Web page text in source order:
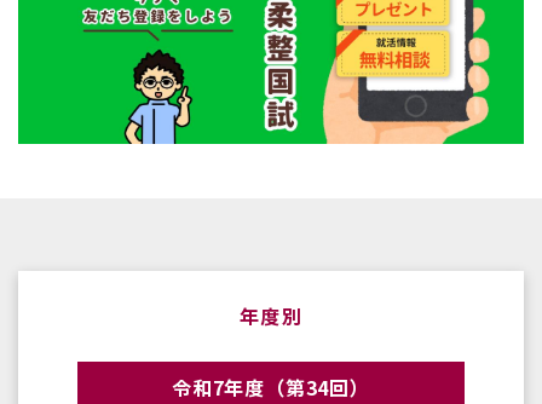
年度別
令和7年度（第34回）